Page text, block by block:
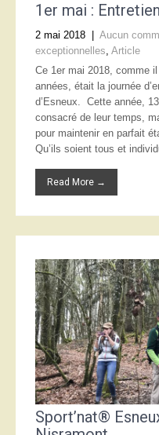
1er mai :
2 mai 2018 Aucun
exceptionnelles, Article
Ce 1er mai 2018, comme
années, était la journée
d’Esneux. Cette année,
consacré de leur temps,
pour maintenir en parfait
Qu’ils soient tous et
Read More →
Sport’nat®